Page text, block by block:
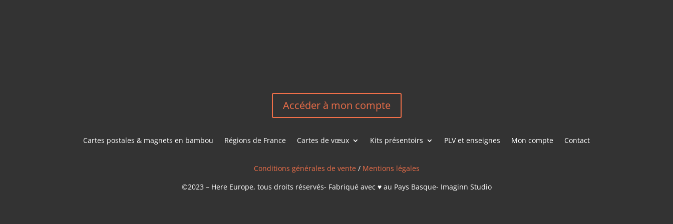
Accéder à mon compte
Cartes postales & magnets en bambou Régions de France Cartes de vœux Kits présentoirs PLV et enseignes Mon compte Contact
Conditions générales de vente / Mentions légales
©2023 – Here Europe, tous droits réservés- Fabriqué avec ♥ au Pays Basque- Imaginn Studio